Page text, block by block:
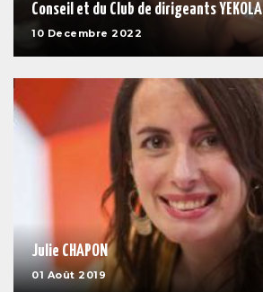
Conseil et du Club de dirigeants YEKOLA
10 Decembre 2022
Julie CHAPON
01 Août 2019